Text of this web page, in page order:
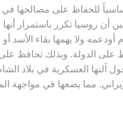
للحفاظ على مصالحها في
أن روسيا تكرر باستمرار
أودعمه ولا يهمها بقاء الأسد
على الدولة. وبذلك تحافظ
آلتها العسكرية في بلاد
مما يضعها في مواجهة